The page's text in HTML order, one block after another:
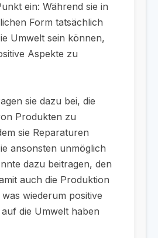
ein: Während sie in
Form tatsächlich
Umwelt sein können,
Aspekte zu
sie dazu bei, die
Produkten zu
sie Reparaturen
ansonsten unmöglich
dazu beitragen, den
auch die Produktion
wiederum positive
die Umwelt haben